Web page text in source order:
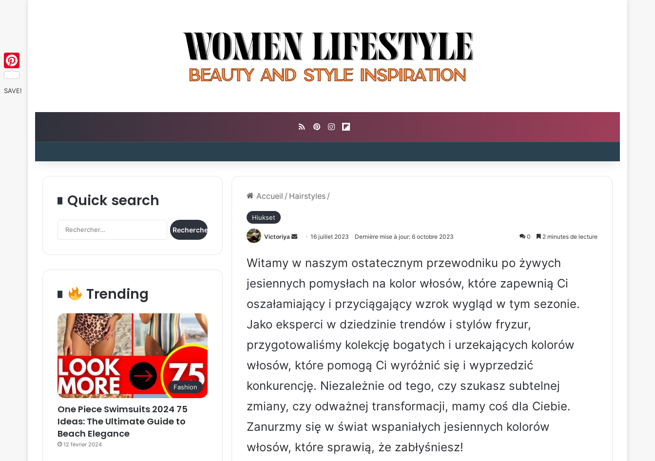
RSSPinterestInstagram
Accueil / Hairstyles /
Hiukset
Victoriya
Envoyer
courriel
16 juillet 2023 Dernière mise à jour: 6 octobre 2023 0 2 minutes de lecture
Witamy w naszym ostatecznym przewodniku po żywych
jesiennych pomysłach na kolor włosów, które zapewnią Ci
oszałamiający i przyciągający wzrok wygląd w tym sezonie.
Jako eksperci w dziedzinie trendów i stylów fryzur,
przygotowaliśmy kolekcję bogatych i urzekających kolorów
włosów, które pomogą Ci wyróżnić się i wyprzedzić
konkurencję. Niezależnie od tego, czy szukasz subtelnej
zmiany, czy odważnej transformacji, mamy coś dla Ciebie.
Zanurzmy się w świat wspaniałych jesiennych kolorów
włosów, które sprawią, że zabłyśniesz!
Quick search
Rechercher :
Trending
Fashion
One Piece Swimsuits 2024 75
Ideas: The Ultimate Guide to
Beach Elegance
12 février 2024
Pinterest
SAVE!